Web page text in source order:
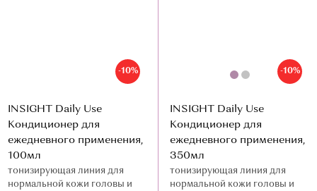
-10%
INSIGHT Daily Use
Кондиционер для
ежедневного применения,
100мл
тонизирующая линия для
нормальной кожи головы и
-10%
INSIGHT Daily Use
Кондиционер для
ежедневного применения,
350мл
тонизирующая линия для
нормальной кожи головы и